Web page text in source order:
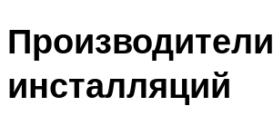
Производители
инсталляций